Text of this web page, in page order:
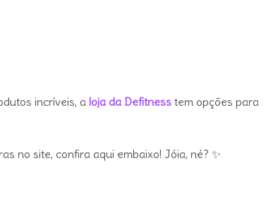
incríveis, a loja da Defitness tem opções para
no site, confira aqui embaixo! Jóia, né? ✨